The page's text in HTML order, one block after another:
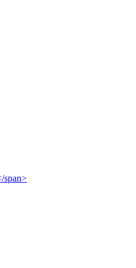
span>